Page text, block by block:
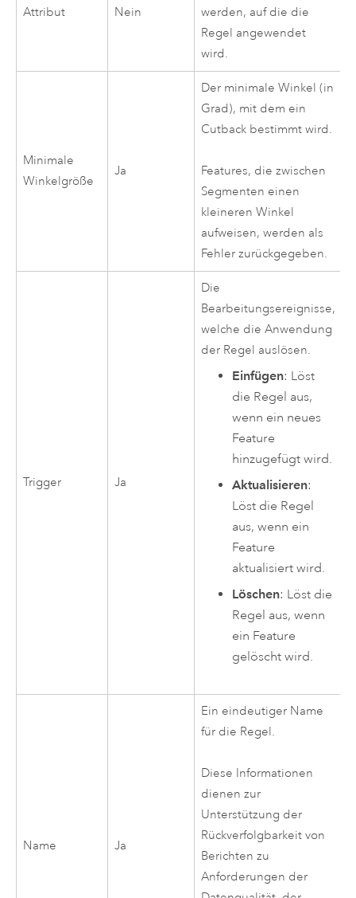
Attribut Nein
werden, auf die die
Regel angewendet
wird.
Minimale
Winkelgröße
Ja
Der minimale Winkel (in
Grad), mit dem ein
Cutback bestimmt wird.
Features, die zwischen
Segmenten einen
kleineren Winkel
aufweisen, werden als
Fehler zurückgegeben.
Trigger Ja
Die
Bearbeitungsereignisse,
welche die Anwendung
der Regel auslösen.
Einfügen: Löst
die Regel aus,
wenn ein neues
Feature
hinzugefügt wird.
Aktualisieren:
Löst die Regel
aus, wenn ein
Feature
aktualisiert wird.
Löschen: Löst die
Regel aus, wenn
ein Feature
gelöscht wird.
Name Ja
Ein eindeutiger Name
für die Regel.
Diese Informationen
dienen zur
Unterstützung der
Rückverfolgbarkeit von
Berichten zu
Anforderungen der